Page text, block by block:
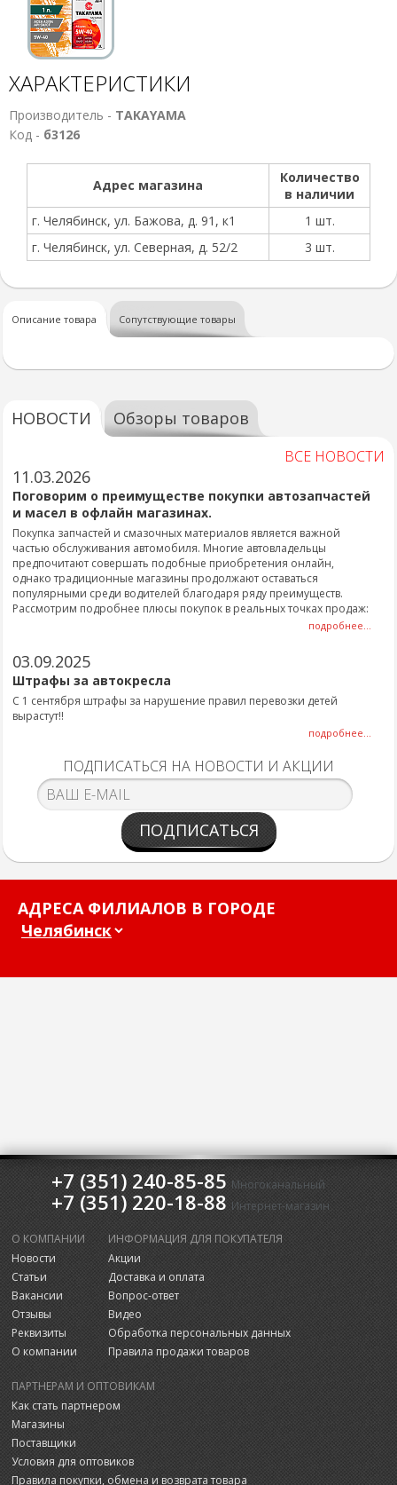
ХАРАКТЕРИСТИКИ
Производитель - TAKAYAMA
Код - б3126
Адрес магазина
Количество
в наличии
г. Челябинск, ул. Бажова, д. 91, к1
1 шт.
г. Челябинск, ул. Северная, д. 52/2
3 шт.
Описание товара Сопутствующие товары
НОВОСТИ Обзоры товаров
ВСЕ НОВОСТИ
11.03.2026
Поговорим о преимуществе покупки автозапчастей
и масел в офлайн магазинах.
Покупка запчастей и смазочных материалов является важной
частью обслуживания автомобиля. Многие автовладельцы
предпочитают совершать подобные приобретения онлайн,
однако традиционные магазины продолжают оставаться
популярными среди водителей благодаря ряду преимуществ.
Рассмотрим подробнее плюсы покупок в реальных точках продаж:
подробнее...
03.09.2025
Штрафы за автокресла
С 1 сентября штрафы за нарушение правил перевозки детей
вырастут!!
подробнее...
ПОДПИСАТЬСЯ НА НОВОСТИ И АКЦИИ
ПОДПИСАТЬСЯ
АДРЕСА ФИЛИАЛОВ В ГОРОДЕ
+7 (351) 240-85-85 Многоканальный
+7 (351) 220-18-88 Интернет-магазин
О КОМПАНИИ
Новости
Статьи
Вакансии
Отзывы
Реквизиты
О компании
ИНФОРМАЦИЯ ДЛЯ ПОКУПАТЕЛЯ
Акции
Доставка и оплата
Вопрос-ответ
Видео
Обработка персональных данных
Правила продажи товаров
ПАРТНЕРАМ И ОПТОВИКАМ
Как стать партнером
Магазины
Поставщики
Условия для оптовиков
Правила покупки, обмена и возврата товара